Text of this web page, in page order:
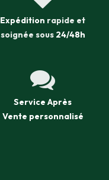
Expédition rapide et
soignée sous 24/48h
Service Après
Vente personnalisé